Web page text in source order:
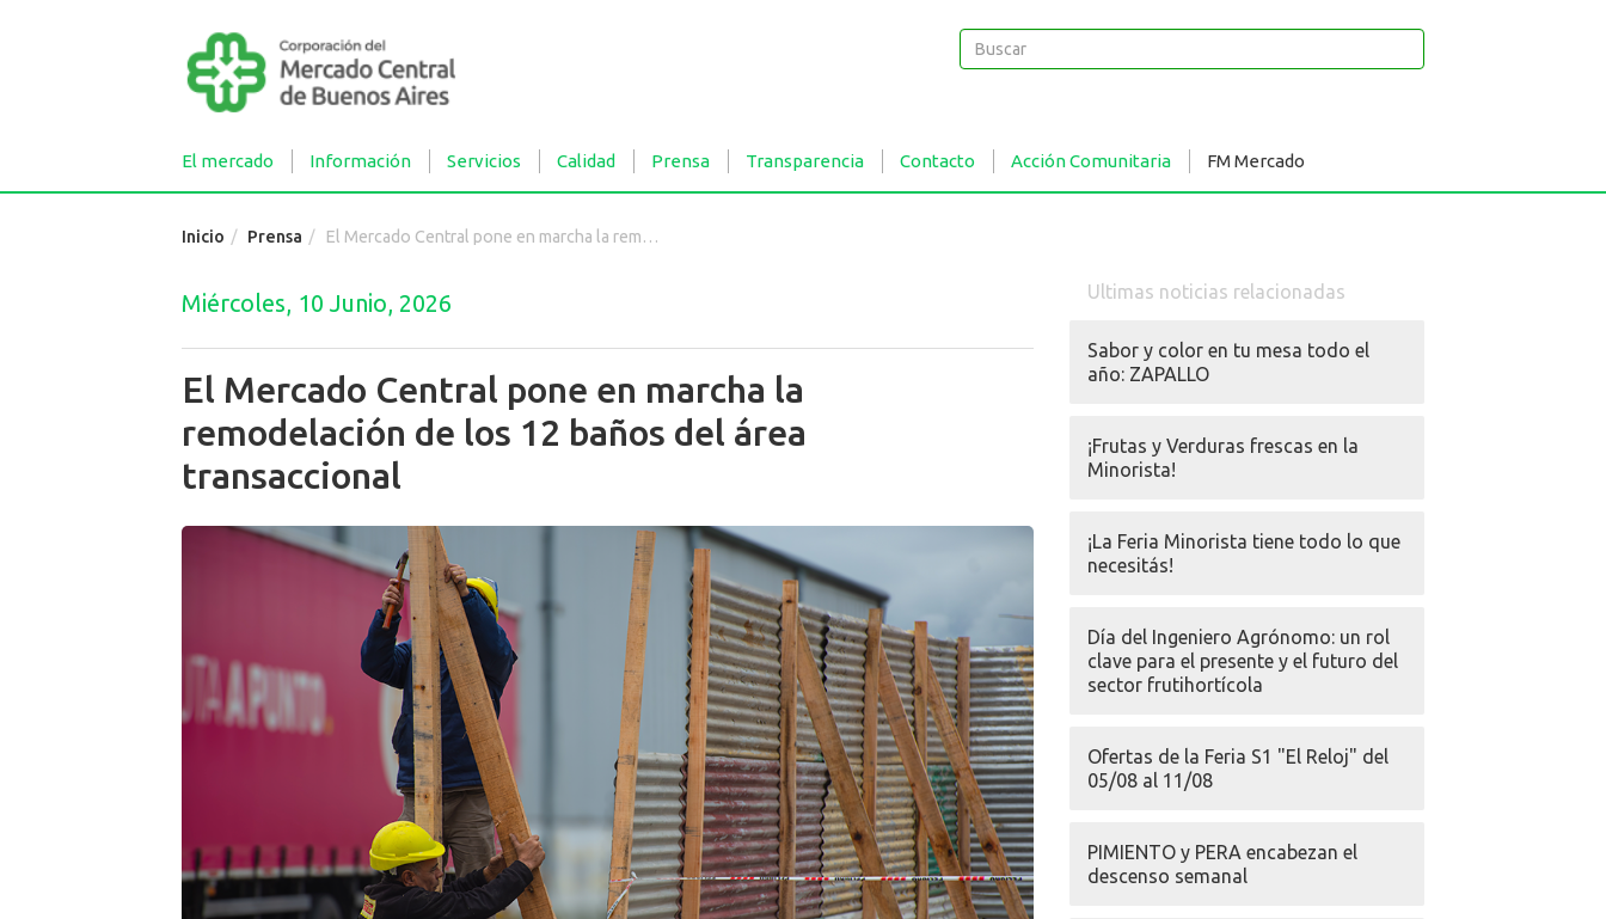
Buscar
Buscar
El mercado Información Servicios Calidad Prensa Transparencia Contacto Acción Comunitaria FM Mercado
Inicio Prensa El Mercado Central pone en marcha la remodelación de los 12 baños del área transaccional
Miércoles, 10 Junio, 2026
El Mercado Central pone en marcha la
remodelación de los 12 baños del área
transaccional
Ultimas noticias relacionadas
Sabor y color en tu mesa todo el
año: ZAPALLO
¡Frutas y Verduras frescas en la
Minorista!
¡La Feria Minorista tiene todo lo que
necesitás!
Día del Ingeniero Agrónomo: un rol
clave para el presente y el futuro del
sector frutihortícola
Ofertas de la Feria S1 "El Reloj" del
05/08 al 11/08
PIMIENTO y PERA encabezan el
descenso semanal